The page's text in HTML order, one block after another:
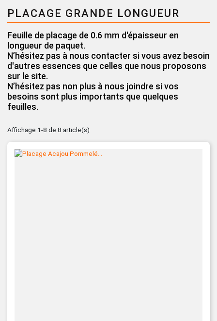
PLACAGE GRANDE LONGUEUR
Feuille de placage de 0.6 mm d'épaisseur en
longueur de paquet.
N’hésitez pas à nous contacter si vous avez besoin
d'autres essences que celles que nous proposons
sur le site.
N’hésitez pas non plus à nous joindre si vos
besoins sont plus importants que quelques
feuilles.
Affichage 1-8 de 8 article(s)